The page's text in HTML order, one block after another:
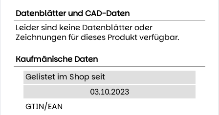
Datenblätter und CAD-Daten
Leider sind keine Datenblätter oder
Zeichnungen für dieses Produkt verfügbar.
Kaufmänische Daten
Gelistet im Shop seit
03.10.2023
GTIN/EAN